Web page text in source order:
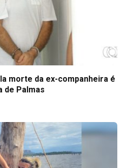
morte da ex-companheira é
de Palmas